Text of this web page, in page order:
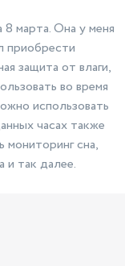
марта. Она у меня
приобрести
защита от влаги,
во время
использовать
часах также
мониторинг сна,
и так далее.